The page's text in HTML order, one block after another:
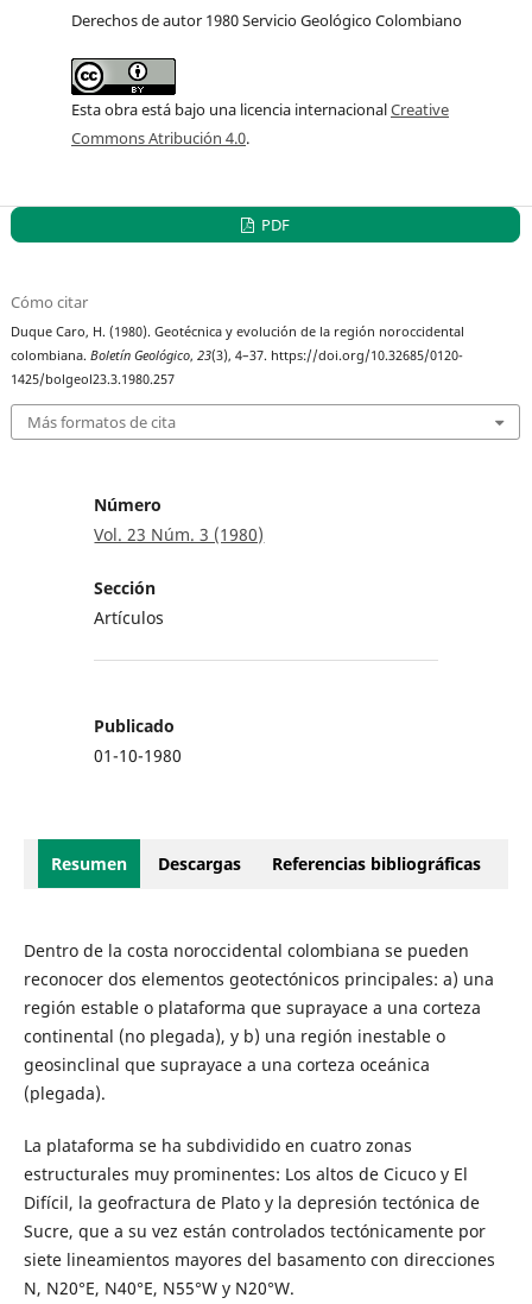
Derechos de autor 1980 Servicio Geológico Colombiano
Esta obra está bajo una licencia internacionalCreative
Commons Atribución 4.0.
PDF
Cómo citar
Duque Caro, H. (1980). Geotécnica y evolución de la región noroccidental
colombiana.Boletín Geológico,23(3), 4–37. https://doi.org/10.32685/0120-
1425/bolgeol23.3.1980.257
Más formatos de cita
Número
Vol. 23 Núm. 3 (1980)
Sección
Artículos
Publicado
01-10-1980
Resumen Descargas Referencias bibliográficas
Dentro de la costa noroccidental colombiana se pueden
reconocer dos elementos geotectónicos principales: a) una
región estable o plataforma que suprayace a una corteza
continental (no plegada), y b) una región inestable o
geosinclinal que suprayace a una corteza oceánica
(plegada).
La plataforma se ha subdividido en cuatro zonas
estructurales muy prominentes: Los altos de Cicuco y El
Difícil, la geofractura de Plato y la depresión tectónica de
Sucre, que a su vez están controlados tectónicamente por
siete lineamientos mayores del basamento con direcciones
N, N20°E, N40°E, N55°W y N20°W.